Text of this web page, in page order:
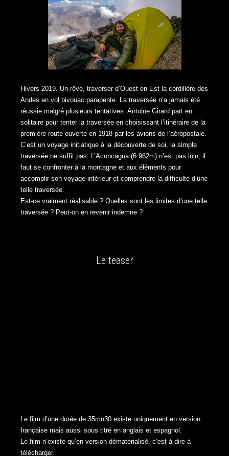
Hivers 2019. Un rêve, traverser d’Ouest en Est la cordillère des
Andes en vol bivouac parapente. La traversée n’a jamais été
réussie malgré plusieurs tentatives. Antoine Girard part en
solitaire pour tenter la traversée en choisissant l’itinéraire de la
première route ouverte en 1918 par les avions de l’aéropostale.
C’est un voyage initiatique à la découverte de soi, la simple
traversée ne suffit pas. L’Aconcagua (6 962m) n’est pas loin, il
faut se confronter à la montagne et aux éléments pour
accomplir son voyage intérieur et comprendre la difficulté d’une
telle traversée.
Est-ce vraiment réalisable ? Quelles sont les limites d’une telle
traversée ? Peut-on en revenir indemne ?
Le teaser
Le film d’une durée de 35mn30 existe uniquement en version
française mais aussi sous titré en anglais et espagnol.
Le film n’existe qu’en version dématérialisé, c’est à dire à
télécharger.